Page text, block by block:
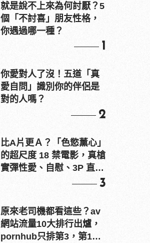
就是說不上來為何討厭？5
個「不討喜」朋友性格，
你遇過哪一種？
1
你愛對人了沒！五道「真
愛自問」識別你的伴侶是
對的人嗎？
2
比A片更Ａ？「色慾薰心」
的超尺度 18 禁電影，真槍
實彈性愛、自慰、3P 直接
3
原來老司機都看這些？av
網站流量10大排行出爐，
pornhub只排第3，第1名